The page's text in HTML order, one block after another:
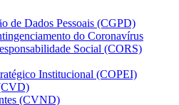
de Dados Pessoais (CGPD)
do Coronavírus
Social (CORS)
Institucional (COPEI)
(CVND)